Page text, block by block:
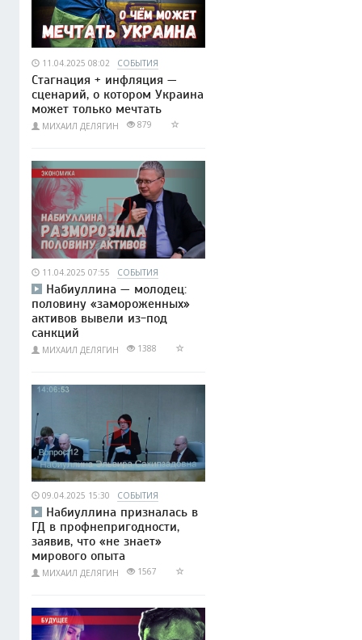
11.04.2025 08:02 СОБЫТИЯ
Стагнация + инфляция —
сценарий, о котором Украина
может только мечтать
МИХАИЛ ДЕЛЯГИН 879
11.04.2025 07:55 СОБЫТИЯ
Набиуллина — молодец:
половину «замороженных»
активов вывели из-под
санкций
МИХАИЛ ДЕЛЯГИН 1388
09.04.2025 15:30 СОБЫТИЯ
Набиуллина призналась в
ГД в профнепригодности,
заявив, что «не знает»
мирового опыта
МИХАИЛ ДЕЛЯГИН 1567